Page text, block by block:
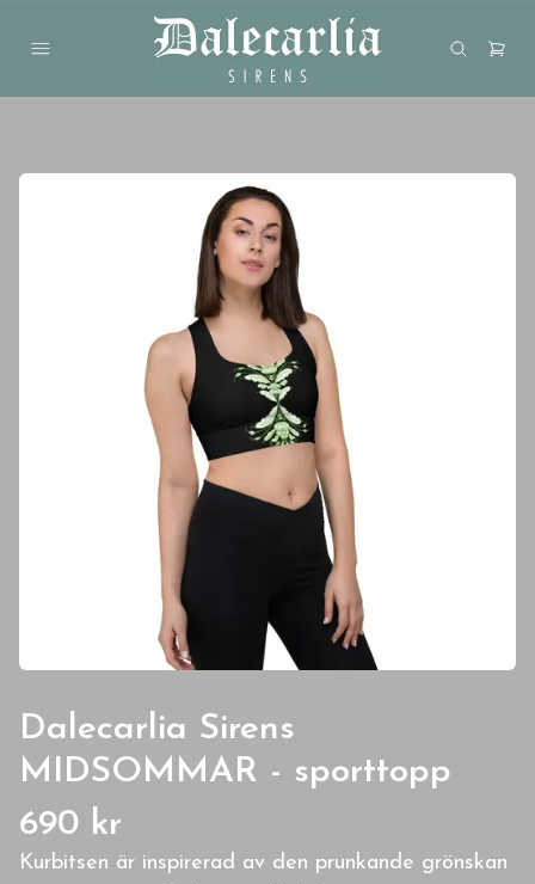
Dalecarlia Sirens
MIDSOMMAR - sporttopp
690 kr
Kurbitsen är inspirerad av den prunkande grönskan